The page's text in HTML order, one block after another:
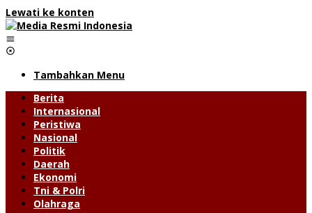
Lewati ke konten
Tambahkan Menu
Berita
Internasional
Peristiwa
Nasional
Politik
Daerah
Ekonomi
Tni & Polri
Olahraga